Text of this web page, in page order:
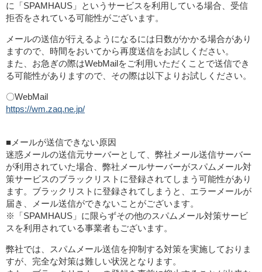
に「SPAMHAUS」というサービスを利用している場合、受信
拒否をされている可能性がございます。
メールの送信が行えるようになるには日数がかかる場合があり
ますので、時間をおいてから再度送信をお試しください。
また、お急ぎの際はWebMailをご利用いただくことで送信でき
る可能性がありますので、その際は以下よりお試しください。
〇WebMail
https://wm.zaq.ne.jp/
■メールが送信できない原因
迷惑メールの送信元サーバーとして、弊社メール送信サーバー
が利用されていた場合、弊社メールサーバーがスパムメール対
策サービスのブラックリストに登録されてしまう可能性があり
ます。ブラックリストに登録されてしまうと、エラーメールが
届き、メール送信ができないことがございます。
※「SPAMHAUS」に限らずその他のスパムメール対策サービ
スを利用されている事業者もございます。
弊社では、スパムメール送信を抑制する対策を実施しておりま
すが、完全な対策は難しい状況となります。